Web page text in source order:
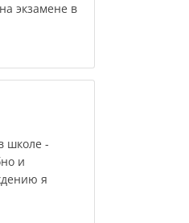
экзамене в
школе -
и
я